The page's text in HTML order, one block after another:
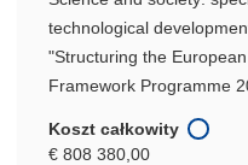
technological
"Structuring the
Framework Programme
Koszt całkowity
€ 808 380,00